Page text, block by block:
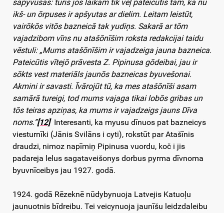
sapyvušas: turīs jōs laikam tik vēļ pateicūtīs tam, ka nu
ikš- un ōrpuses ir apšyutas ar dielim. Leitam leistūt,
vairōkōs vitōs bazneicā tak yudiņs. Sakarā ar tōm
vajadzibom vīns nu atašōnīšim roksta redakcijai taidu
vēstuli: „Mums atašōnīšim ir vajadzeiga jauna bazneica.
Pateicūtis vītejō prāvesta Z. Pipinusa gōdeibai, jau ir
sōkts vest materiāls jaunōs bazneicas byuvešonai.
Akmini ir savasti. Īvārojūt tū, ka mes atašōnīši asam
samārā tureigi, tod mums vajaga tikai lobōs gribas un
tōs teiras apziņas, ka mums ir vajadzeigs jauns Dīva
noms.”[12] Interesanti, ka myusu dīnuos pat bazneicys
viesturnīki (Jānis Svilāns i cyti), rokstūt par Atašīnis
draudzi, nimoz napīmiņ Pipinusa vuordu, koč i jis
padareja lelus sagataveišonys dorbus pyrma dīvnoma
byuvnīceibys jau 1927. godā.
1924. godā Rēzeknē nūdybynuoja Latvejis Katuoļu
jaunuotnis bīdreibu. Tei veicynuoja jaunīšu leidzdaleibu